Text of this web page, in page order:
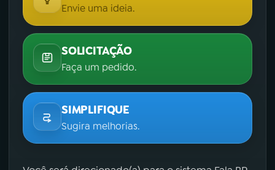
Envie uma ideia.
SOLICITAÇÃO
Faça um pedido.
SIMPLIFIQUE
Sugira melhorias.